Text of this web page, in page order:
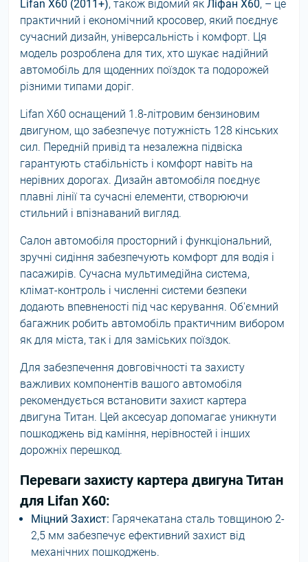
Lifan X60 (2011+), також відомий як Ліфан X60, – це
практичний і економічний кросовер, який поєднує
сучасний дизайн, універсальність і комфорт. Ця
модель розроблена для тих, хто шукає надійний
автомобіль для щоденних поїздок та подорожей
різними типами доріг.
Lifan X60 оснащений 1.8-літровим бензиновим
двигуном, що забезпечує потужність 128 кінських
сил. Передній привід та незалежна підвіска
гарантують стабільність і комфорт навіть на
нерівних дорогах. Дизайн автомобіля поєднує
плавні лінії та сучасні елементи, створюючи
стильний і впізнаваний вигляд.
Салон автомобіля просторний і функціональний,
зручні сидіння забезпечують комфорт для водія і
пасажирів. Сучасна мультимедійна система,
клімат-контроль і численні системи безпеки
додають впевненості під час керування. Об'ємний
багажник робить автомобіль практичним вибором
як для міста, так і для заміських поїздок.
Для забезпечення довговічності та захисту
важливих компонентів вашого автомобіля
рекомендується встановити захист картера
двигуна Титан. Цей аксесуар допомагає уникнути
пошкоджень від каміння, нерівностей і інших
дорожніх перешкод.
Переваги захисту картера двигуна Титан
для Lifan X60:
Міцний Захист: Гарячекатана сталь товщиною 2-
2,5 мм забезпечує ефективний захист від
механічних пошкоджень.